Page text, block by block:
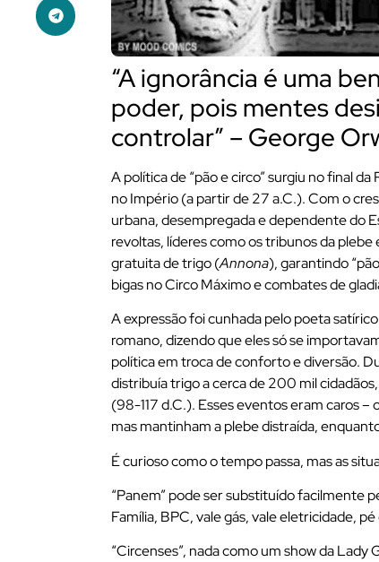
“A ignorância é uma
poder, pois mentes
controlar” – George
A política de “pão e circo” surgiu no final
no Império (a partir de 27 a.C.). Com o
urbana, desempregada e dependente do
revoltas, líderes como os tribunos da
gratuita de trigo (Annona), garantindo
bigas no Circo Máximo e combates de
A expressão foi cunhada pelo poeta
romano, dizendo que eles só se
política em troca de conforto e diversão.
distribuía trigo a cerca de 200 mil
(98-117 d.C.). Esses eventos eram caros
mas mantinham a plebe distraída,
É curioso como o tempo passa, mas as
“Panem” pode ser substituído facilmente
Família, BPC, vale gás, vale eletricidade,
“Circenses”, nada como um show da